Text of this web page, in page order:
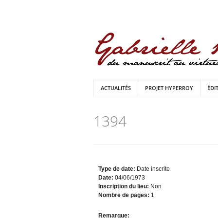
ACTUALITÉS PROJET HYPERROY
1394
Type de date: Date inscrite
Date: 04/06/1973
Inscription du lieu: Non
Nombre de pages: 1
Remarque: